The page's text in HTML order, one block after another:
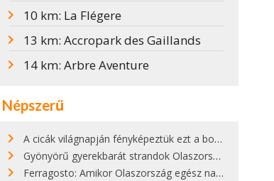
10 km: La Flégere
13 km: Accropark des Gaillands
14 km: Arbre Aventure
Népszerű
A cicák világnapján fényképeztük ezt a bokor alatt hűsölő cicát Kisorosziban
Gyönyörű gyerekbarát strandok Olaszországban - megmutatjuk a 15 legjobbat
Ferragosto: Amikor Olaszország egész nap nyaral